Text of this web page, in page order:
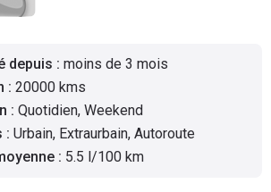
depuis : moins de 3 mois
: 20000 kms
: Quotidien, Weekend
: Urbain, Extraurbain, Autoroute
: 5.5 l/100 km